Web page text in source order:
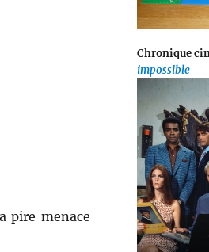
pire menace
Chronique
impossible